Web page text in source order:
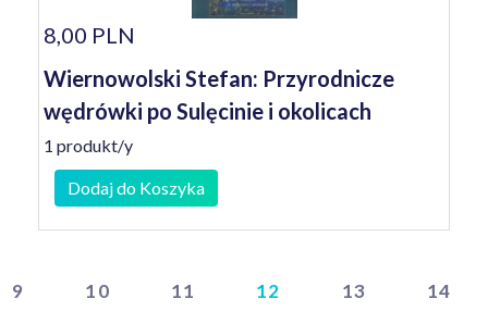
8,00 PLN
Wiernowolski Stefan: Przyrodnicze
wędrówki po Sulęcinie i okolicach
1 produkt/y
Dodaj do Koszyka
9 10 11 12 13 14